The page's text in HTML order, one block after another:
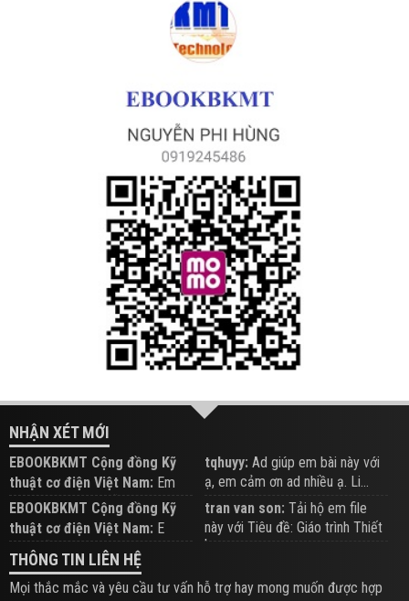
NHẬN XÉT MỚI
EBOOKBKMT Cộng đồng Kỹ
thuật cơ điện Việt Nam: Em
đăng trên Group hỗ trợ nhé
tqhuyy: Ad giúp em bài này với
ạ, em cảm ơn ad nhiều ạ. Li...
EBOOKBKMT Cộng đồng Kỹ
thuật cơ điện Việt Nam: E
xem hỗ trợ trên Group
tran van son: Tải hộ em file
này với Tiêu đề: Giáo trình Thiết
b...
THÔNG TIN LIÊN HỆ
Mọi thắc mắc và yêu cầu tư vấn hỗ trợ hay mong muốn được hợp